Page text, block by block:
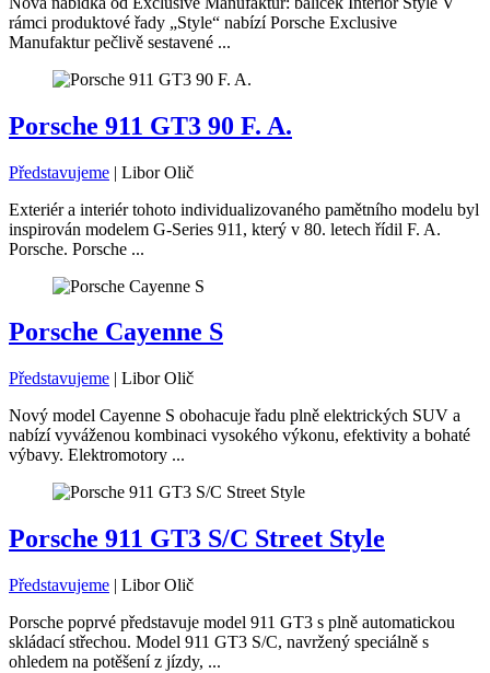
rámci produktové řady „Style“ nabízí Porsche Exclusive
Manufaktur pečlivě sestavené ...
Porsche 911 GT3 90 F. A.
Představujeme | Libor Olič
Exteriér a interiér tohoto individualizovaného pamětního modelu byl
inspirován modelem G-Series 911, který v 80. letech řídil F. A.
Porsche. Porsche ...
Porsche Cayenne S
Představujeme | Libor Olič
Nový model Cayenne S obohacuje řadu plně elektrických SUV a
nabízí vyváženou kombinaci vysokého výkonu, efektivity a bohaté
výbavy. Elektromotory ...
Porsche 911 GT3 S/C Street Style
Představujeme | Libor Olič
Porsche poprvé představuje model 911 GT3 s plně automatickou
skládací střechou. Model 911 GT3 S/C, navržený speciálně s
ohledem na potěšení z jízdy, ...